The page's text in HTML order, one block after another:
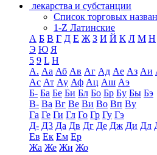
лекарства и субстанции
Список торговых
1-Z Латинские
А Б В Г Д Е Ж З И Й К Л М Н
Э Ю Я
5 9 L H
А. Аа Аб Ав Аг Ад Ае Аз Аи
Ас Ат Ау Аф Ац Аш Аэ
Б- Ба Бе Би Бл Бо Бр Бу Бы Бэ
В- Ва Вг Ве Ви Во Вп Ву
Га Ге Ги Гл Го Гр Гу Гэ
Д- Д3 Да Дв Дг Де Дж Ди Дл
Ев Ек Ем Ер
Жа Же Жи Жо